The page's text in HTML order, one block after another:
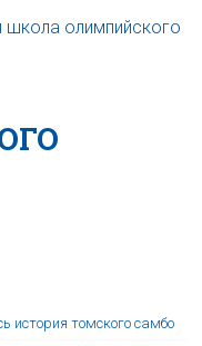
история томского самбо